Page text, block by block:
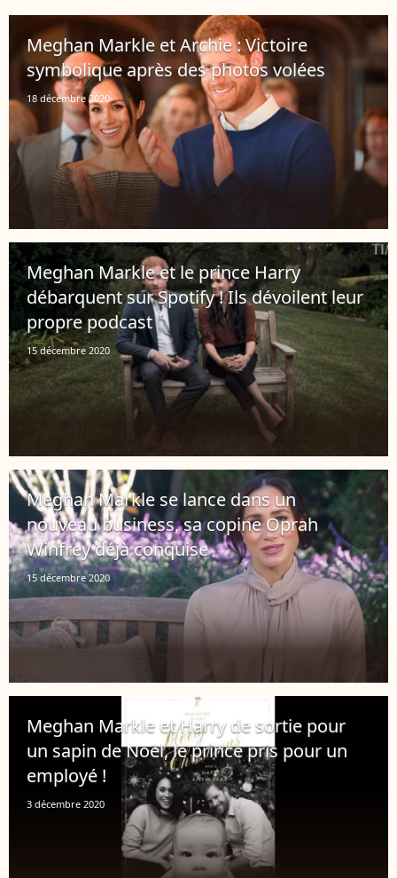
Meghan Markle et Archie : Victoire
symbolique après des photos volées
18 décembre 2020
Meghan Markle et le prince Harry
débarquent sur Spotify ! Ils dévoilent leur
propre podcast
15 décembre 2020
Meghan Markle se lance dans un
nouveau business, sa copine Oprah
Winfrey déjà conquise
15 décembre 2020
Meghan Markle et Harry de sortie pour
un sapin de Noël, le prince pris pour un
employé !
3 décembre 2020